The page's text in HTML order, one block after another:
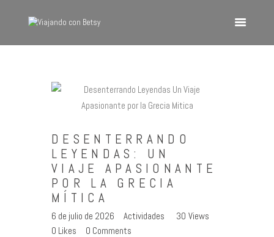
VIAJANDO CON BETSY
Europa
América
Asia
Quienes Somos
Contacto
DESENTERRANDO
LEYENDAS: UN
VIAJE APASIONANTE
POR LA GRECIA
MÍTICA
6 de julio de 2026 Actividades 30 Views
0 Likes 0 Comments